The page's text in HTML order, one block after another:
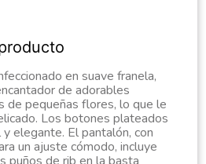
en suave franela,
de adorables
de pequeñas flores, lo que le
Los botones plateados
elegante. El pantalón, con
un ajuste cómodo, incluye